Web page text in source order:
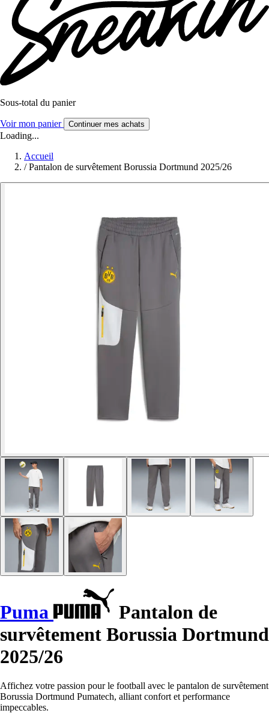
Sous-total du panier
Voir mon panier Continuer mes achats
Loading...
Accueil
/ Pantalon de survêtement Borussia Dortmund 2025/26
Puma
Pantalon de
survêtement Borussia Dortmund
2025/26
Affichez votre passion pour le football avec le pantalon de survêtement
Borussia Dortmund Pumatech, alliant confort et performance
impeccables.